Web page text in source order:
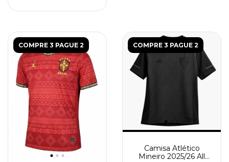
COMPRE 3 PAGUE 2 COMPRE 3 PAGUE 2
Camisa Atlético
Mineiro 2025/26 All